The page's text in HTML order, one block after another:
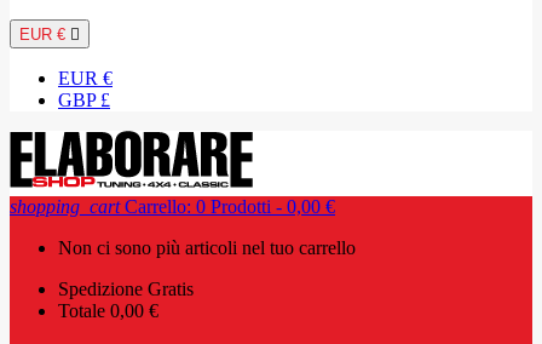
EUR € 
EUR €
GBP £
shopping_cart Carrello: 0 Prodotti - 0,00 €
Non ci sono più articoli nel tuo carrello
Spedizione Gratis
Totale 0,00 €